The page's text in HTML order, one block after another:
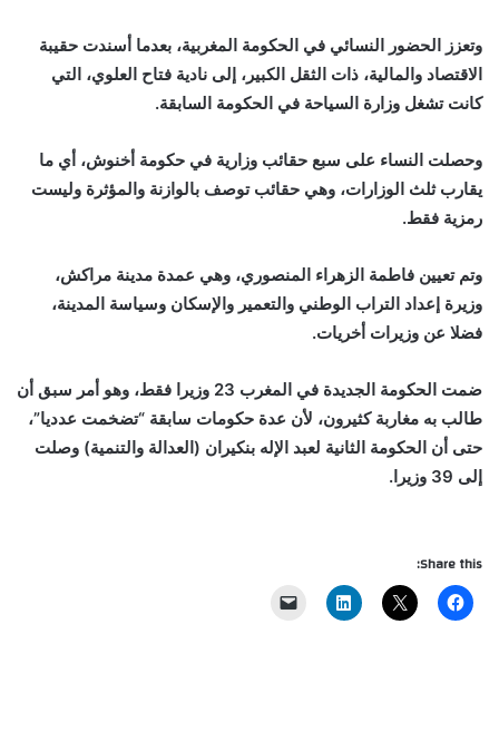
وتعزز الحضور النسائي في الحكومة المغربية، بعدما أسندت حقيبة
الاقتصاد والمالية، ذات الثقل الكبير، إلى نادية فتاح العلوي، التي
كانت تشغل وزارة السياحة في الحكومة السابقة.
وحصلت النساء على سبع حقائب وزارية في حكومة أخنوش، أي ما
يقارب ثلث الوزارات، وهي حقائب توصف بالوازنة والمؤثرة وليست
رمزية فقط.
وتم تعيين فاطمة الزهراء المنصوري، وهي عمدة مدينة مراكش،
وزيرة إعداد التراب الوطني والتعمير والإسكان وسياسة المدينة،
فضلا عن وزيرات أخريات.
ضمت الحكومة الجديدة في المغرب 23 وزيرا فقط، وهو أمر سبق أن
طالب به مغاربة كثيرون، لأن عدة حكومات سابقة “تضخمت عدديا”،
حتى أن الحكومة الثانية لعبد الإله بنكيران (العدالة والتنمية) وصلت
إلى 39 وزيرا.
Share this: